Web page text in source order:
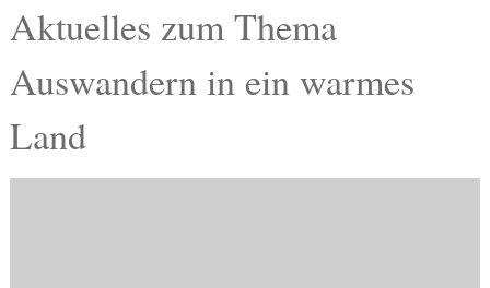
Gesundheit
Termine
Kostenlos
Aktuelles zum Thema
Auswandern in ein warmes
Land